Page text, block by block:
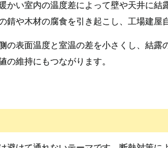
かい室内の温度差によって壁や天井に結
錆や木材の腐食を引き起こし、工場建屋
の表面温度と室温の差を小さくし、結露
の維持にもつながります。